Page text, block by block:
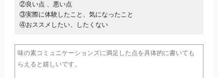
②良い点 、悪い点
③実際に体験したこと、気になったこと
④おススメしたい、したくない